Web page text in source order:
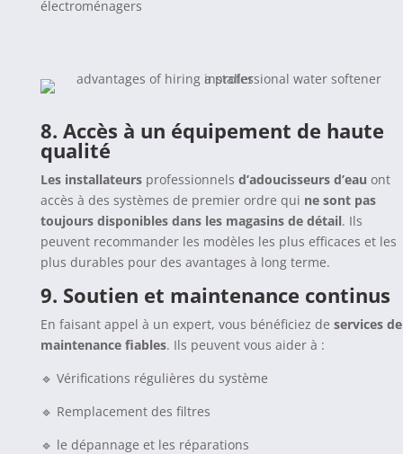
électroménagers
8. Accès à un équipement de haute
qualité
Les installateursprofessionnels d’adoucisseurs d’eau ont
accès à des systèmes de premier ordre qui ne sont pas
toujours disponibles dans les magasins de détail. Ils
peuvent recommander les modèles les plus efficaces et les
plus durables pour des avantages à long terme.
9. Soutien et maintenance continus
En faisant appel à un expert, vous bénéficiez de services de
maintenance fiables. Ils peuvent vous aider à :
🔹 Vérifications régulières du système
🔹 Remplacement des filtres
🔹 le dépannage et les réparations